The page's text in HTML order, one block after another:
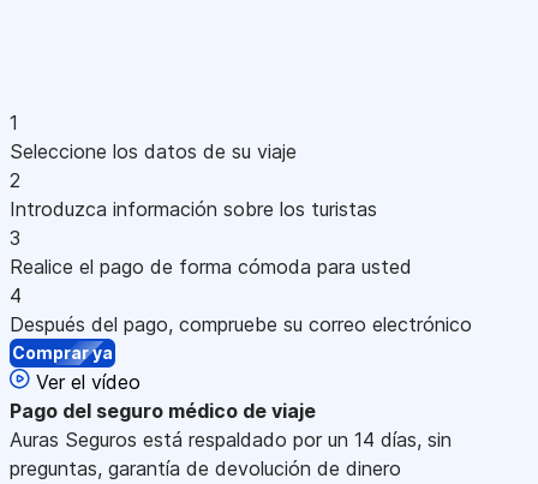
1
Seleccione los datos de su viaje
2
Introduzca información sobre los turistas
3
Realice el pago de forma cómoda para usted
4
Después del pago, compruebe su correo electrónico
Comprar ya
Ver el vídeo
Pago del seguro médico de viaje
Auras Seguros está respaldado por un 14 días, sin
preguntas, garantía de devolución de dinero